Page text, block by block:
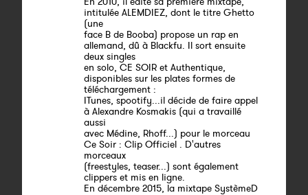
intitulée ALEMDIEZ, dont le titre Ghetto
(une
face B de Booba) propose un rap en
allemand, dû à Blackfu. Il sort ensuite
deux singles
en solo, CE SOIR et Authentique,
disponibles sur les plates formes de
téléchargement :
ITunes, spootify...il décide de faire appel
à Alexandre Kosmakis (qui a travaillé
aussi
avec Médine, Rhoff...) pour le morceau
Ce Soir : Clip Officiel . D'autres
morceaux
(freestyles, teaser...) sont également
clippers et mis en ligne.
En décembre 2015, la mixtape SystèmeD